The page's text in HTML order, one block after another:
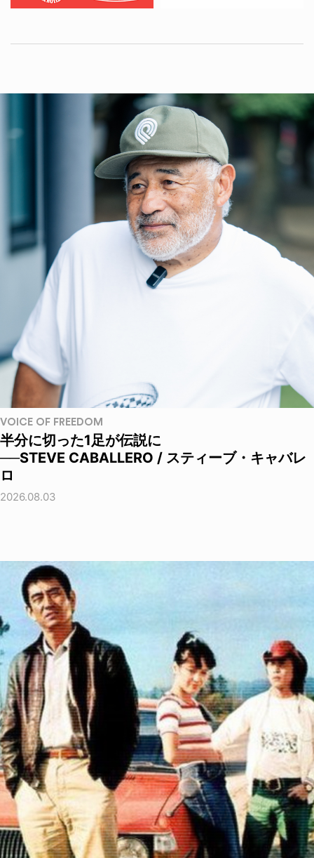
VOICE OF FREEDOM
半分に切った1足が伝説に
──STEVE CABALLERO / スティーブ・キャバレ
ロ
2026.08.03